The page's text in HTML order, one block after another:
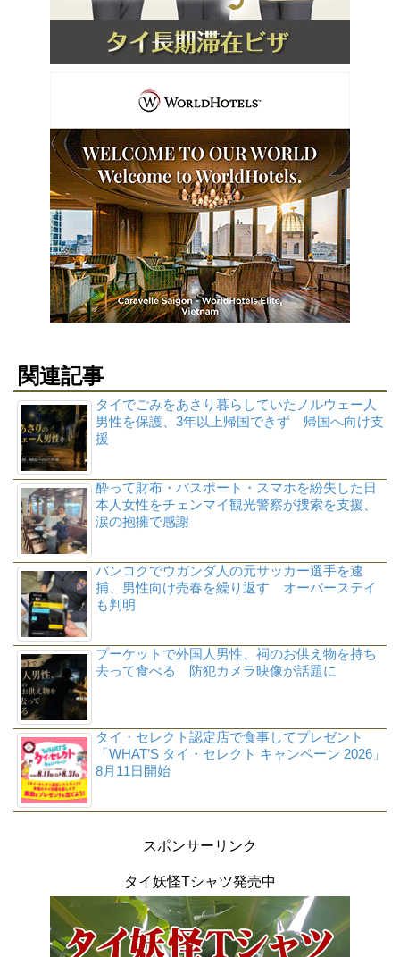
関連記事
タイでごみをあさり暮らしていたノルウェー人
男性を保護、3年以上帰国できず 帰国へ向け支
援
酔って財布・パスポート・スマホを紛失した日
本人女性をチェンマイ観光警察が捜索を支援、
涙の抱擁で感謝
バンコクでウガンダ人の元サッカー選手を逮
捕、男性向け売春を繰り返す オーバーステイ
も判明
プーケットで外国人男性、祠のお供え物を持ち
去って食べる 防犯カメラ映像が話題に
タイ・セレクト認定店で食事してプレゼント
「WHAT’S タイ・セレクト キャンペーン 2026」
8月11日開始
スポンサーリンク
タイ妖怪Tシャツ発売中